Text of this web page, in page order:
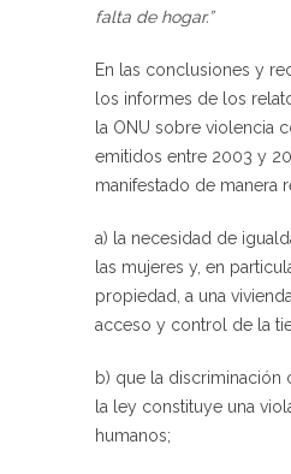
falta de hogar.”
En las conclusiones y
los informes de los
la ONU sobre violencia
emitidos entre 2003 y
manifestado de manera
a) la necesidad de
las mujeres y, en
propiedad, a una
acceso y control de la
b) que la discriminación
la ley constituye una
humanos;